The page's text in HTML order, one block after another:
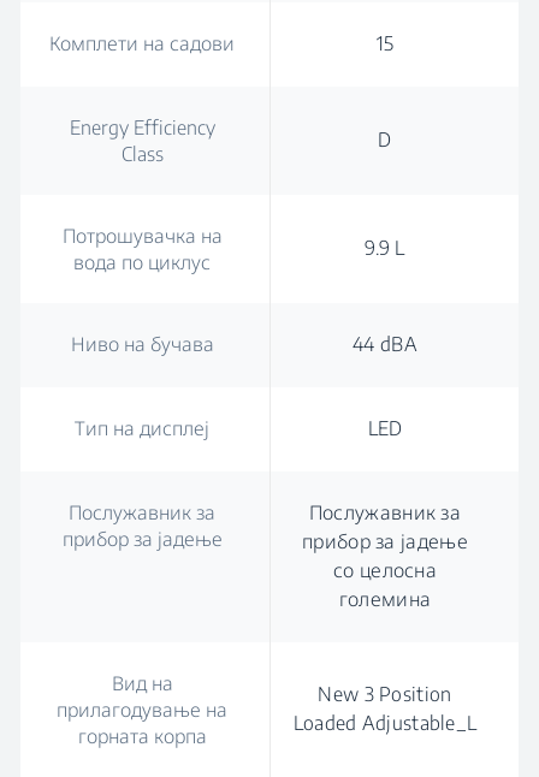
Комплети на садови 15
Energy Efficiency
Class
D
Потрошувачка на
вода по циклус
9.9 L
Ниво на бучава 44 dBA
Тип на дисплеј LED
Послужавник за
прибор за јадење
Послужавник за
прибор за јадење
со целосна
големина
Вид на
прилагодување на
горната корпа
New 3 Position
Loaded Adjustable_L